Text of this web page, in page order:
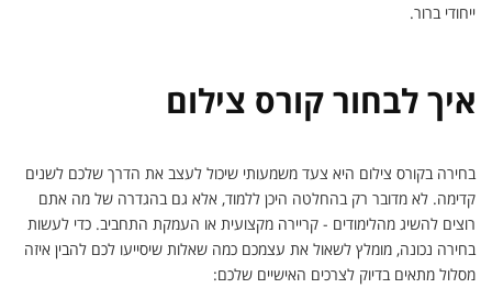
ייחודי ברור.
איך לבחור קורס צילום
בחירה בקורס צילום היא צעד משמעותי שיכול לעצב את הדרך שלכם לשנים
קדימה. לא מדובר רק בהחלטה היכן ללמוד, אלא גם בהגדרה של מה אתם
רוצים להשיג מהלימודים - קריירה מקצועית או העמקת התחביב. כדי לעשות
בחירה נכונה, מומלץ לשאול את עצמכם כמה שאלות שיסייעו לכם להבין איזה
מסלול מתאים בדיוק לצרכים האישיים שלכם: